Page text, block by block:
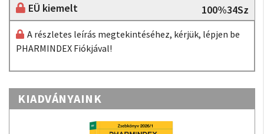
EÜ kiemelt 100%34Sz
A részletes leírás megtekintéséhez, kérjük, lépjen be
PHARMINDEX Fiókjával!
KIADVÁNYAINK